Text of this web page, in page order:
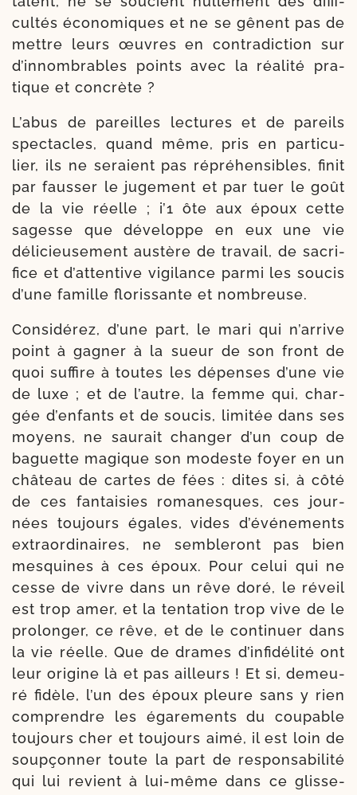
cul­tés éco­no­miques et ne se gênent pas de
mettre leurs œuvres en contra­dic­tion sur
d’innombrables points avec la réa­li­té pra­
tique et concrète ?
L’abus de pareilles lec­tures et de pareils
spec­tacles, quand même, pris en par­ti­cu­
lier, ils ne seraient pas répré­hen­sibles, finit
par faus­ser le juge­ment et par tuer le goût
de la vie réelle ; i’1 ôte aux époux cette
sagesse que déve­loppe en eux une vie
déli­cieu­se­ment aus­tère de tra­vail, de sacri­
fice et d’attentive vigi­lance par­mi les sou­cis
d’une famille flo­ris­sante et nombreuse.
Considérez, d’une part, le mari qui n’arrive
point à gagner à la sueur de son front de
quoi suf­fire à toutes les dépenses d’une vie
de luxe ; et de l’autre, la femme qui, char­
gée d’enfants et de sou­cis, limi­tée dans ses
moyens, ne sau­rait chan­ger d’un coup de
baguette magique son modeste foyer en un
châ­teau de cartes de fées : dites si, à côté
de ces fan­tai­sies roma­nesques, ces jour­
nées tou­jours égales, vides d’événements
extra­or­di­naires, ne sem­ble­ront pas bien
mes­quines à ces époux. Pour celui qui ne
cesse de vivre dans un rêve doré, le réveil
est trop amer, et la ten­ta­tion trop vive de le
pro­lon­ger, ce rêve, et de le conti­nuer dans
la vie réelle. Que de drames d’infi­délité ont
leur ori­gine là et pas ailleurs ! Et si, demeu­
ré fidèle, l’un des époux pleure sans y rien
com­prendre les éga­re­ments du cou­pable
tou­jours cher et tou­jours aimé, il est loin de
soup­çon­ner toute la part de res­pon­sa­bi­li­té
qui lui revient à lui-​même dans ce glis­se­